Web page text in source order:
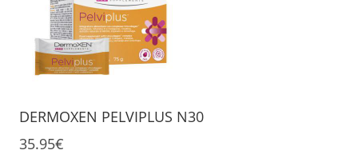
DERMOXEN PELVIPLUS N30
35.95€